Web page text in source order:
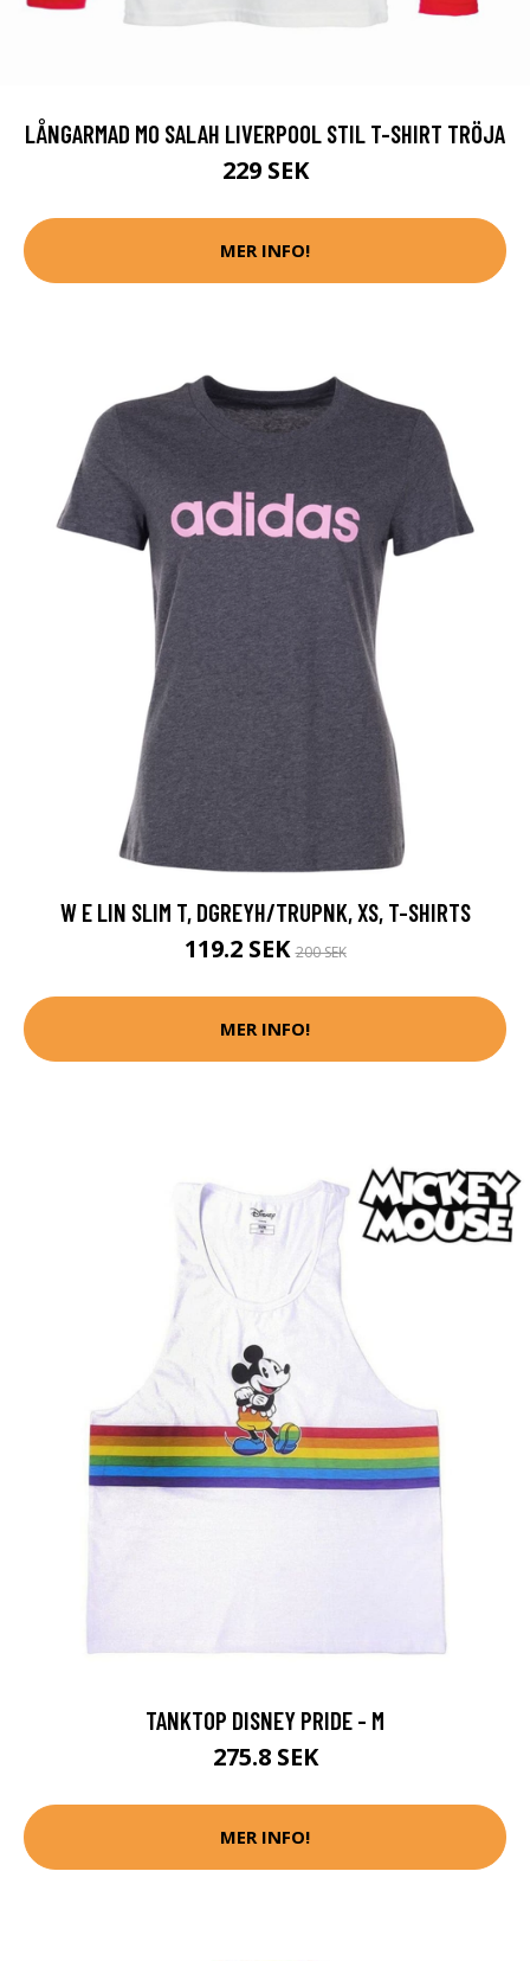
LÅNGARMAD MO SALAH LIVERPOOL STIL T-SHIRT TRÖJA
229 SEK
MER INFO!
W E LIN SLIM T, DGREYH/TRUPNK, XS, T-SHIRTS
119.2 SEK200 SEK
MER INFO!
TANKTOP DISNEY PRIDE - M
275.8 SEK
MER INFO!